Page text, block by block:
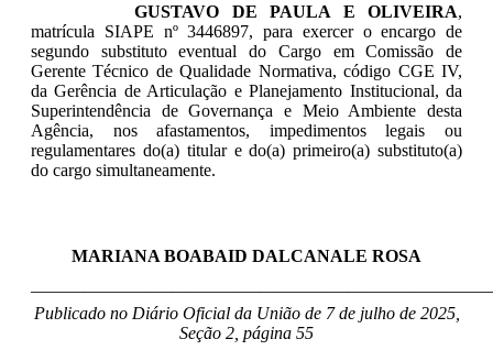
GUSTAVO DE PAULA E OLIVEIRA,
matrícula SIAPE nº 3446897, para exercer o encargo de
segundo substituto eventual do Cargo em Comissão de
Gerente Técnico de Qualidade Normativa, código CGE IV,
da Gerência de Articulação e Planejamento Institucional, da
Superintendência de Governança e Meio Ambiente desta
Agência, nos afastamentos, impedimentos legais ou
regulamentares do(a) titular e do(a) primeiro(a) substituto(a)
do cargo simultaneamente.
MARIANA BOABAID DALCANALE ROSA
Publicado no Diário Oficial da União de 7 de julhode 2025,
Seção 2, página 55